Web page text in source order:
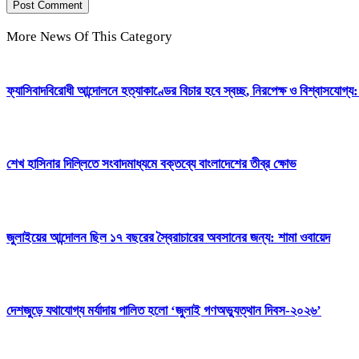
More News Of This Category
ফ্যাসিবাদবিরোধী আন্দোলনে হত্যাকাণ্ডের বিচার হবে স্বচ্ছ, নিরপেক্ষ ও বিশ্বাসযোগ্য:
শেখ হাসিনার দিল্লিতে সংবাদমাধ্যমে বক্তব্যে বাংলাদেশের তীব্র ক্ষোভ
জুলাইয়ের আন্দোলন ছিল ১৭ বছরের স্বৈরাচারের অবসানের জন্য: শামা ওবায়েদ
দেশজুড়ে যথাযোগ্য মর্যাদায় পালিত হলো ‘জুলাই গণঅভ্যুত্থান দিবস-২০২৬’